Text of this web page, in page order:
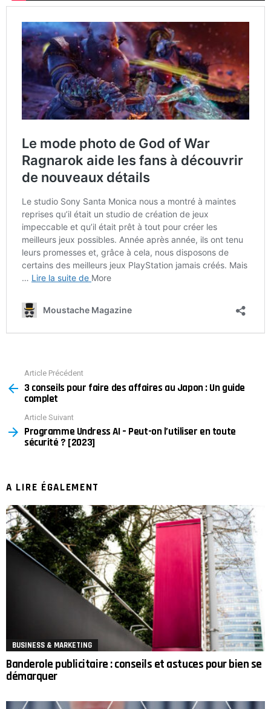
more
Article Précédent
3 conseils pour faire des affaires au Japon : Un guide
complet
Article Suivant
Programme Undress AI – Peut-on l’utiliser en toute
sécurité ? [2023]
A LIRE ÉGALEMENT
BUSINESS & MARKETING
Banderole publicitaire : conseils et astuces pour bien se
démarquer